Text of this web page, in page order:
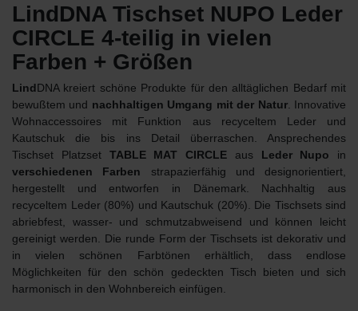
LindDNA Tischset NUPO Leder
CIRCLE 4-teilig in vielen
Farben + Größen
LindDNA kreiert schöne Produkte für den alltäglichen Bedarf mit
bewußtem und nachhaltigen Umgang mit der Natur. Innovative
Wohnaccessoires mit Funktion aus recyceltem Leder und
Kautschuk die bis ins Detail überraschen. Ansprechendes
Tischset Platzset TABLE MAT CIRCLE aus Leder Nupo in
verschiedenen Farben strapazierfähig und designorientiert,
hergestellt und entworfen in Dänemark. Nachhaltig aus
recyceltem Leder (80%) und Kautschuk (20%). Die Tischsets sind
abriebfest, wasser- und schmutzabweisend und können leicht
gereinigt werden. Die runde Form der Tischsets ist dekorativ und
in vielen schönen Farbtönen erhältlich, dass endlose
Möglichkeiten für den schön gedeckten Tisch bieten und sich
harmonisch in den Wohnbereich einfügen.